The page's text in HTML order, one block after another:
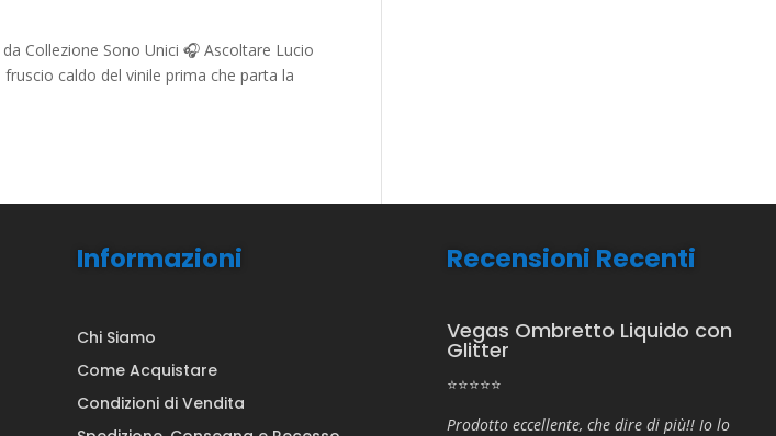
Collezione Sono Unici 🎧 Ascoltare Lucio
fruscio caldo del vinile prima che parta la
Informazioni
Chi Siamo
Come Acquistare
Condizioni di Vendita
Recensioni Recenti
Vegas Ombretto Liquido con
Glitter
⭐⭐⭐⭐⭐
Prodotto eccellente, che dire di più!! Io lo